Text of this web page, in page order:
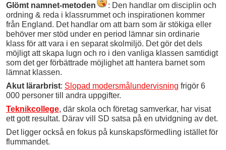
Glömt namnet-metoden
: Den handlar om disciplin och
ordning & reda i klassrummet och inspirationen kommer
från England. Det handlar om att barn som är stökiga eller
behöver mer stöd under en period lämnar sin ordinarie
klass för att vara i en separat skolmiljö. Det gör det dels
möjligt att skapa lugn och ro i den vanliga klassen samtidigt
som det ger förbättrade möjlighet att hantera barnet som
lämnat klassen.
Akut lärarbrist: Slopad modersmålundervisning frigör 6
000 personer till andra uppgifter.
Teknikcollege, där skola och företag samverkar, har visat
ett gott resultat. Därav vill SD satsa på en utvidgning av det.
Det ligger också en fokus på kunskapsförmedling istället för
flummandet.